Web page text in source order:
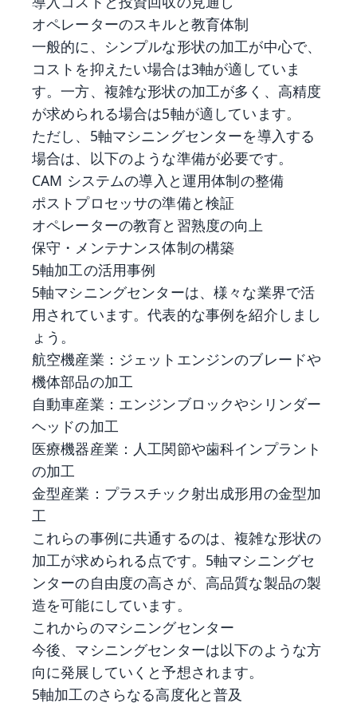
オペレーターのスキルと教育体制
一般的に、シンプルな形状の加工が中心で、
コストを抑えたい場合は3軸が適していま
す。一方、複雑な形状の加工が多く、高精度
が求められる場合は5軸が適しています。
ただし、5軸マシニングセンターを導入する
場合は、以下のような準備が必要です。
CAM システムの導入と運用体制の整備
ポストプロセッサの準備と検証
オペレーターの教育と習熟度の向上
保守・メンテナンス体制の構築
5軸加工の活用事例
5軸マシニングセンターは、様々な業界で活
用されています。代表的な事例を紹介しまし
ょう。
航空機産業：ジェットエンジンのブレードや
機体部品の加工
自動車産業：エンジンブロックやシリンダー
ヘッドの加工
医療機器産業：人工関節や歯科インプラント
の加工
金型産業：プラスチック射出成形用の金型加
工
これらの事例に共通するのは、複雑な形状の
加工が求められる点です。5軸マシニングセ
ンターの自由度の高さが、高品質な製品の製
造を可能にしています。
これからのマシニングセンター
今後、マシニングセンターは以下のような方
向に発展していくと予想されます。
5軸加工のさらなる高度化と普及